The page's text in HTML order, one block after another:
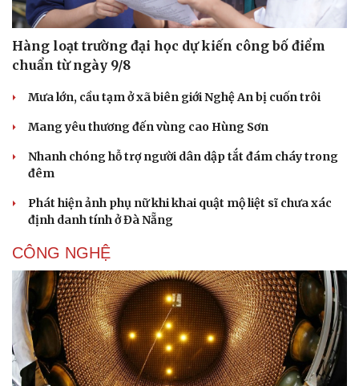
Dinh dưỡng - món ngon
Sản phụ khoa
Nhi khoa
Nam khoa
Làm đẹp - giảm cân
Ăn sạch sống khỏe
Nhà đẹp
Tình yêu - Gia đình
Hàng loạt trường đại học dự kiến công bố điểm
chuẩn từ ngày 9/8
Mưa lớn, cầu tạm ở xã biên giới Nghệ An bị cuốn trôi
Mang yêu thương đến vùng cao Hùng Sơn
Nhanh chóng hỗ trợ người dân dập tắt đám cháy trong
đêm
Phát hiện ảnh phụ nữ khi khai quật mộ liệt sĩ chưa xác
định danh tính ở Đà Nẵng
CÔNG NGHỆ